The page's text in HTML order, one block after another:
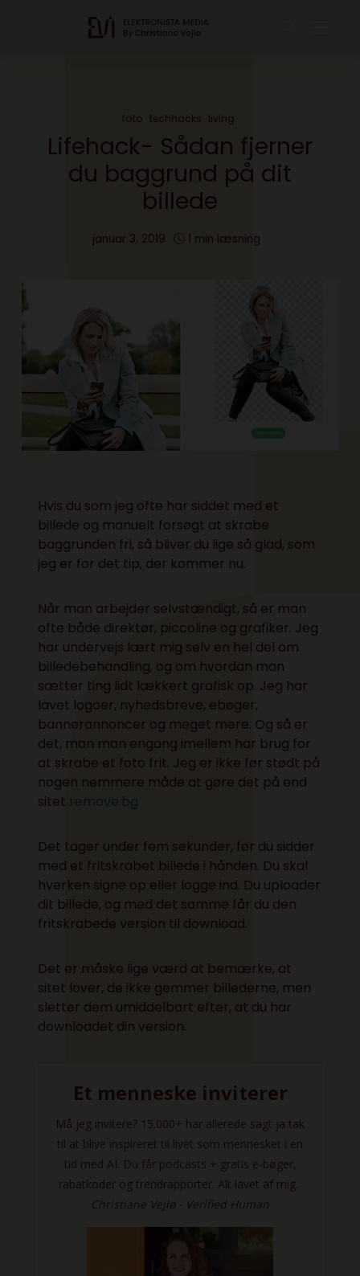
foto techhacks living
Lifehack- Sådan fjerner
du baggrund på dit
billede
januar 3, 2019 1 min læsning
Hvis du som jeg ofte har siddet med et
billede og manuelt forsøgt at skrabe
baggrunden fri, så bliver du lige så glad, som
jeg er for det tip, der kommer nu.
Når man arbejder selvstændigt, så er man
ofte både direktør, piccoline og grafiker. Jeg
har undervejs lært mig selv en hel del om
billedebehandling, og om hvordan man
sætter ting lidt lækkert grafisk op. Jeg har
lavet logoer, nyhedsbreve, ebøger,
bannerannoncer og meget mere. Og så er
det, man man engang imellem har brug for
at skrabe et foto frit. Jeg er ikke før stødt på
nogen nemmere måde at gøre det på end
sitet remove.bg
Det tager under fem sekunder, før du sidder
med et fritskrabet billede i hånden. Du skal
hverken signe op eller logge ind. Du uploader
dit billede, og med det samme får du den
fritskrabede version til download.
Det er måske lige værd at bemærke, at
sitet lover, de ikke gemmer billederne, men
sletter dem umiddelbart efter, at du har
downloadet din version.